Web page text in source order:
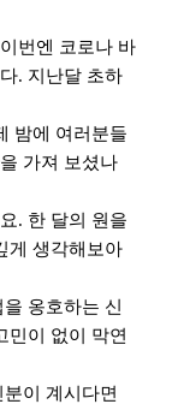
번엔 코로나 바
. 지난달 초하
밤에 여러분들
가져 보셨나
. 한 달의 원을
게 생각해보아
옹호하는 신
민이 없이 막연
이 계시다면